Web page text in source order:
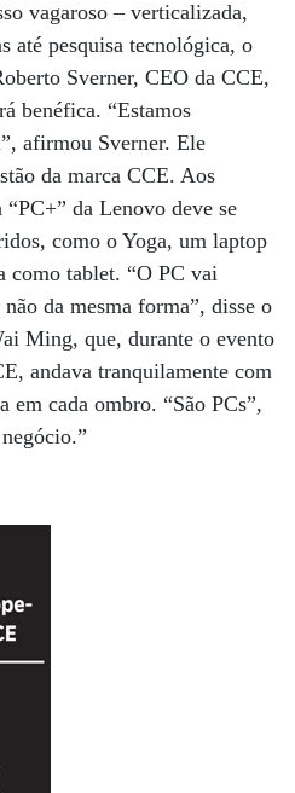
vagaroso – verticalizada,
até pesquisa tecnológica, o
Sverner, CEO da CCE,
benéfica. “Estamos
afirmou Sverner. Ele
da marca CCE. Aos
da Lenovo deve se
como o Yoga, um laptop
como tablet. “O PC vai
da mesma forma”, disse o
Ming, que, durante o evento
andava tranquilamente com
em cada ombro. “São PCs”,